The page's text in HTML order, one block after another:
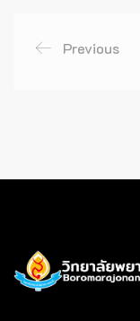
Previous